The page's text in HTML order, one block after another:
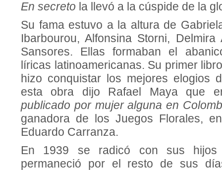
En secreto la llevó a la cúspide de la
Su fama estuvo a la altura de
Ibarbourou, Alfonsina Storni,
Sansores. Ellas formaban el
líricas latinoamericanas. Su primer
hizo conquistar los mejores elogios
esta obra dijo Rafael Maya que
publicado por mujer alguna en
ganadora de los Juegos Florales,
Eduardo Carranza.
En 1939 se radicó con sus
permaneció por el resto de sus